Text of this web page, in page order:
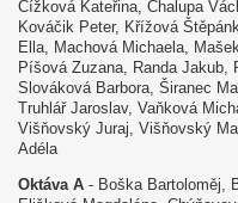
Čížková Kateřina, Chalupa
Kováčik Peter, Křížová
Ella, Machová Michaela,
Píšová Zuzana, Randa Jakub,
Slováková Barbora, Širanec
Truhlář Jaroslav, Vaňková
Višňovský Juraj, Višňovský
Adéla
Oktáva A - Boška Bartoloměj,